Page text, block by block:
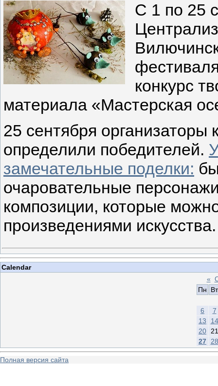
С 1 по 25
конкурс
материала «Мастерская
25 сентября организаторы
определили победителей.
замечательные поделки:
очаровательные
композиции, которые
произведениями
Calendar
«
Пн
Вт
6
7
13
14
20
21
27
28
Полная версия сайта